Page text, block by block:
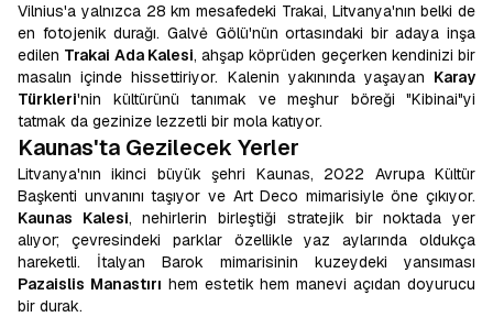
Vilnius'a yalnızca 28 km mesafedeki Trakai, Litvanya'nın belki de
en fotojenik durağı. Galvė Gölü'nün ortasındaki bir adaya inşa
edilen Trakai Ada Kalesi, ahşap köprüden geçerken kendinizi bir
masalın içinde hissettiriyor. Kalenin yakınında yaşayan Karay
Türkleri'nin kültürünü tanımak ve meşhur böreği "Kibinai"yi
tatmak da gezinize lezzetli bir mola katıyor.
Kaunas'ta Gezilecek Yerler
Litvanya'nın ikinci büyük şehri Kaunas, 2022 Avrupa Kültür
Başkenti unvanını taşıyor ve Art Deco mimarisiyle öne çıkıyor.
Kaunas Kalesi, nehirlerin birleştiği stratejik bir noktada yer
alıyor; çevresindeki parklar özellikle yaz aylarında oldukça
hareketli. İtalyan Barok mimarisinin kuzeydeki yansıması
Pazaislis Manastırı hem estetik hem manevi açıdan doyurucu
bir durak.